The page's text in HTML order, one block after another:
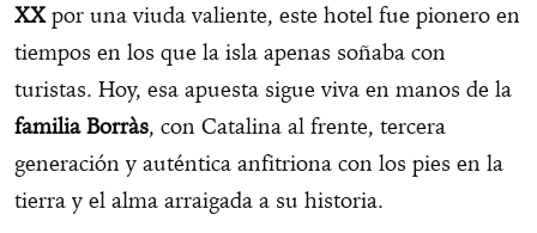
XXpor una viuda valiente, este hotel fue pionero en
tiempos en los que la isla apenas soñaba con
turistas. Hoy, esa apuesta sigue viva en manos de la
familia Borràs, con Catalina al frente, tercera
generación y auténtica anfitriona con los pies en la
tierra y el alma arraigada a su historia.